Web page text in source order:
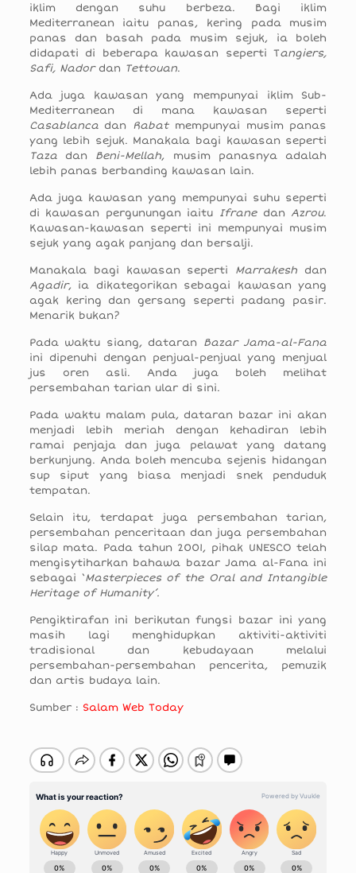
iklim dengan suhu berbeza. Bagi iklim
Mediterranean iaitu panas, kering pada musim
panas dan basah pada musim sejuk, ia boleh
didapati di beberapa kawasan seperti Tangiers,
Safi, Nador danTettouan.
Ada juga kawasan yang mempunyai iklim Sub-
Mediterranean di mana kawasan seperti
Casablancadan Rabatmempunyai musim panas
yang lebih sejuk. Manakala bagi kawasan seperti
Tazadan Beni-Mellah, musim panasnya adalah
lebih panas berbanding kawasan lain.
Ada juga kawasan yang mempunyai suhu seperti
di kawasan pergunungan iaitu Ifranedan Azrou.
Kawasan-kawasan seperti ini mempunyai musim
sejuk yang agak panjang dan bersalji.
Manakala bagi kawasan seperti Marrakesh dan
Agadir, ia dikategorikan sebagai kawasan yang
agak kering dan gersang seperti padang pasir.
Menarik bukan?
Pada waktu siang, dataran Bazar Jama-al-Fana
ini dipenuhi dengan penjual-penjual yang menjual
jus oren asli. Anda juga boleh melihat
persembahan tarian ular di sini.
Pada waktu malam pula, dataran bazar ini akan
menjadi lebih meriah dengan kehadiran lebih
ramai penjaja dan juga pelawat yang datang
berkunjung. Anda boleh mencuba sejenis hidangan
sup siput yang biasa menjadi snek penduduk
tempatan.
Selain itu, terdapat juga persembahan tarian,
persembahan penceritaan dan juga persembahan
silap mata. Pada tahun 2001, pihak UNESCO telah
mengisytiharkan bahawa bazar Jama al-Fana ini
sebagai ‘Masterpieces of the Oral and Intangible
Heritage of Humanity’.
Pengiktirafan ini berikutan fungsi bazar ini yang
masih lagi menghidupkan aktiviti-aktiviti
tradisional dan kebudayaan melalui
persembahan-persembahan pencerita, pemuzik
dan artis budaya lain.
Sumber : Salam Web Today